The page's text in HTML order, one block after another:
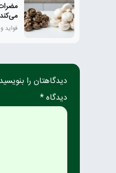
فواید
دیدگاهتان را بنویسید
دیدگاه *